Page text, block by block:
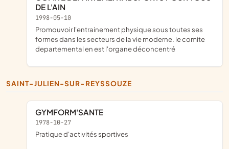
DE L'AIN
1998-05-10
promouvoir l'entrainement physique sous toutes ses
formes dans les secteurs de la vie moderne. le comite
departemental en est l'organe déconcentré
SAINT-JULIEN-SUR-REYSSOUZE
GYMFORM'SANTE
1978-10-27
pratique d'activités sportives